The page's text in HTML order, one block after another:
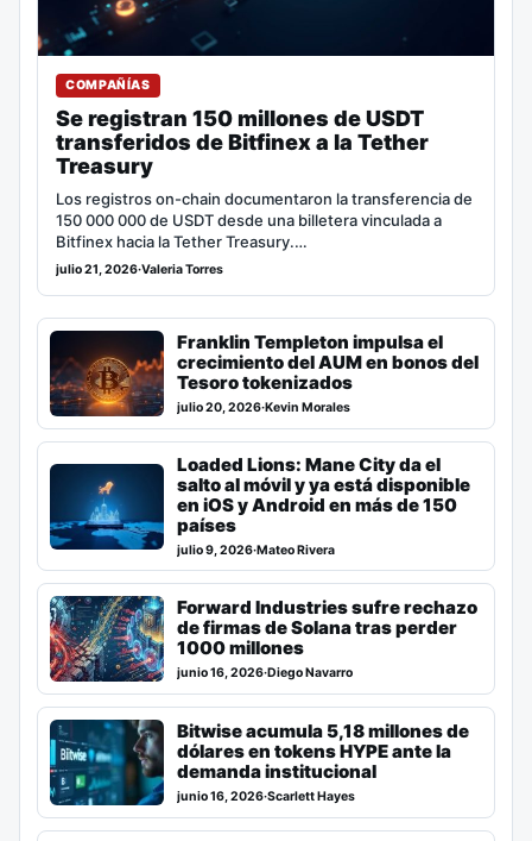
COMPAÑÍAS
Se registran 150 millones de USDT
transferidos de Bitfinex a la Tether
Treasury
Los registros on-chain documentaron la transferencia de
150 000 000 de USDT desde una billetera vinculada a
Bitfinex hacia la Tether Treasury.…
julio 21, 2026·Valeria Torres
Franklin Templeton impulsa el
crecimiento del AUM en bonos del
Tesoro tokenizados
julio 20, 2026·Kevin Morales
Loaded Lions: Mane City da el
salto al móvil y ya está disponible
en iOS y Android en más de 150
países
julio 9, 2026·Mateo Rivera
Forward Industries sufre rechazo
de firmas de Solana tras perder
1000 millones
junio 16, 2026·Diego Navarro
Bitwise acumula 5,18 millones de
dólares en tokens HYPE ante la
demanda institucional
junio 16, 2026·Scarlett Hayes